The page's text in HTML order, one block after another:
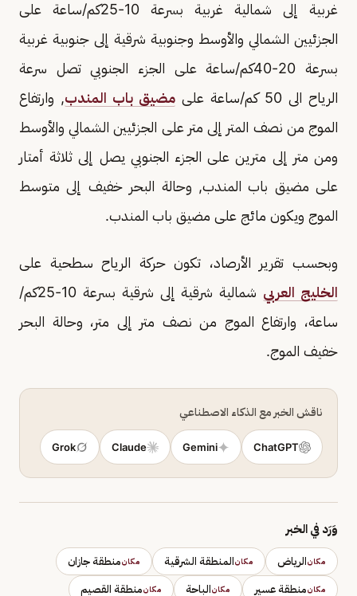
غربية إلى شمالية غربية بسرعة 10-25كم/ساعة على
الجزئيين الشمالي والأوسط وجنوبية شرقية إلى جنوبية غربية
بسرعة 20-40كم/ساعة على الجزء الجنوبي تصل سرعة
الرياح الى 50 كم/ساعة على
مضيق باب المندب, وارتفاع
الموج من نصف المتر إلى متر على الجزئيين الشمالي والأوسط
ومن متر إلى مترين على الجزء الجنوبي يصل إلى ثلاثة أمتار
على مضيق باب المندب, وحالة البحر خفيف إلى متوسط
الموج ويكون مائج على مضيق باب المندب.
وبحسب تقرير الأرصاد، تكون حركة الرياح سطحية على
الخليج العربي
شمالية شرقية إلى شرقية بسرعة 10-25كم/
ساعة، وارتفاع الموج من نصف متر إلى متر، وحالة البحر
خفيف الموج.
ناقش الخبر مع الذكاء الاصطناعي
ChatGPT
Gemini
Claude
Grok
وَرَد في الخبر
مكانالرياض مكانالمنطقة الشرقية مكانمنطقة جازان
مكانمنطقة عسير مكانالباحة مكانمنطقة القصيم